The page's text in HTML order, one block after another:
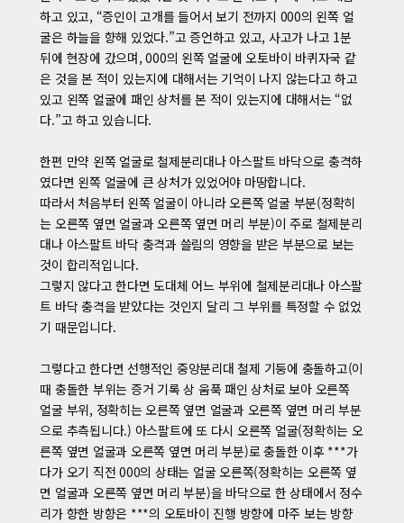
하고 있고, “증인이 고개를 들어서 보기 전까지 000의 왼쪽 얼
굴은 하늘을 향해 있었다.”고 증언하고 있고, 사고가 나고 1분
뒤에 현장에 갔으며, 000의 왼쪽 얼굴에 오토바이 바퀴자국 같
은 것을 본 적이 있는지에 대해서는 기억이 나지 않는다고 하고
있고 왼쪽 얼굴에 패인 상처를 본 적이 있는지에 대해서는 “없
다.”고 하고 있습니다.
한편 만약 왼쪽 얼굴로 철제분리대나 아스팔트 바닥으로 충격하
였다면 왼쪽 얼굴에 큰 상처가 있었어야 마땅합니다.
따라서 처음부터 왼쪽 얼굴이 아니라 오른쪽 얼굴 부분(정확히
는 오른쪽 옆면 얼굴과 오른쪽 옆면 머리 부분)이 주로 철제분리
대나 아스팔트 바닥 충격과 쓸림의 영향을 받은 부분으로 보는
것이 합리적입니다.
그렇지 않다고 한다면 도대체 어느 부위에 철제분리대나 아스팔
트 바닥 충격을 받았다는 것인지 달리 그 부위를 특정할 수 없었
기 때문입니다.
그렇다고 한다면 선행적인 중앙분리대 철제 기둥에 충돌하고(이
때 충돌한 부위는 증거 기록 상 움푹 패인 상처로 보아 오른쪽
얼굴 부위, 정확히는 오른쪽 옆면 얼굴과 오른쪽 옆면 머리 부분
으로 추측됩니다.) 아스팔트에 또 다시 오른쪽 얼굴(정확히는 오
른쪽 옆면 얼굴과 오른쪽 옆면 머리 부분)로 충돌한 이후 ***가
다가 오기 직전 000의 상태는 얼굴 오른쪽(정확히는 오른쪽 옆
면 얼굴과 오른쪽 옆면 머리 부분)을 바닥으로 한 상태에서 정수
리가 향한 방향은 ***의 오토바이 진행 방향에 마주 보는 방향